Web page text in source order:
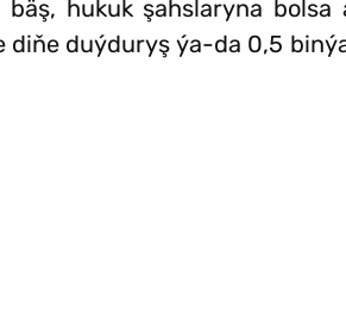
hukuk şahslaryna
diňe duýduryş ýa-da 0,5